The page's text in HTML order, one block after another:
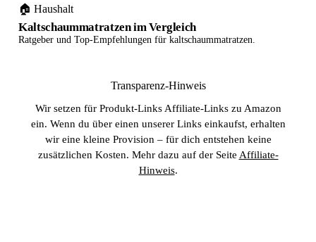
🏠 Haushalt
Kaltschaummatratzen im Vergleich
Ratgeber und Top-Empfehlungen für kaltschaummatratzen.
Transparenz-Hinweis
Wir setzen für Produkt-Links Affiliate-Links zu Amazon
ein. Wenn du über einen unserer Links einkaufst, erhalten
wir eine kleine Provision – für dich entstehen keine
zusätzlichen Kosten. Mehr dazu auf der Seite Affiliate-
Hinweis.